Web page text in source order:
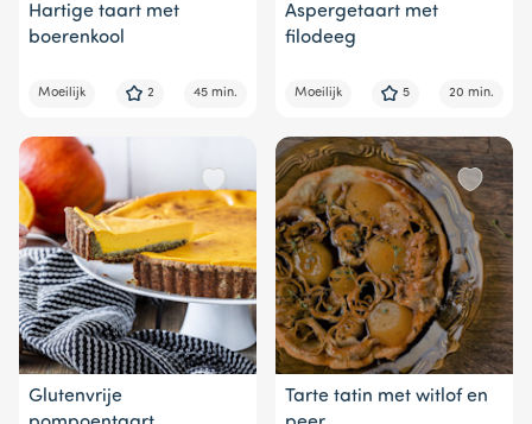
Hartige taart met
boerenkool
Moeilijk 2 45 min.
Aspergetaart met
filodeeg
Moeilijk 5 20 min.
Glutenvrije
Tarte tatin met witlof en